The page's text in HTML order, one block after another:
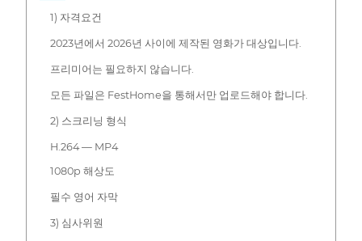
1) 자격요건
2023년에서 2026년 사이에 제작된 영화가 대상입니다.
프리미어는 필요하지 않습니다.
모든 파일은 FestHome을 통해서만 업로드해야 합니다.
2) 스크리닝 형식
H.264 — MP4
1080p 해상도
필수 영어 자막
3) 심사위원